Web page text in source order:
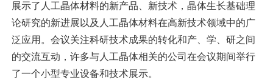
展示了人工晶体材料的新产品、新技术，晶体生长基础理
论研究的新进展以及人工晶体材料在高新技术领域中的广
泛应用。会议关注科研技术成果的转化和产、学、研之间
的交流互动，许多与人工晶体相关的公司在会议期间举行
了一个小型专业设备和技术展示。